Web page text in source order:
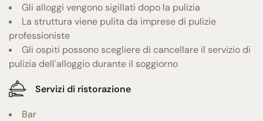
Gli alloggi vengono sigillati dopo la pulizia
La struttura viene pulita da imprese di pulizie
professioniste
Gli ospiti possono scegliere di cancellare il servizio di
pulizia dell'alloggio durante il soggiorno
Servizi di ristorazione
Bar